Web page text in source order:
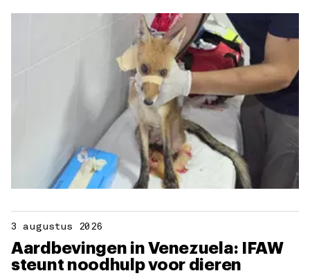
3 augustus 2026
Aardbevingen in Venezuela: IFAW
steunt noodhulp voor dieren